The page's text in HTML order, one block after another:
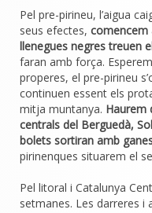
Pel pre-pirineu, l’aigua
seus efectes, comencem
llenegues negres treuen
faran amb força.
properes, el pre-pirineu
continuen essent els
mitja muntanya. Haurem
centrals del Berguedà,
bolets sortiran amb
pirinenques situarem el
Pel litoral i Catalunya
setmanes. Les darreres i